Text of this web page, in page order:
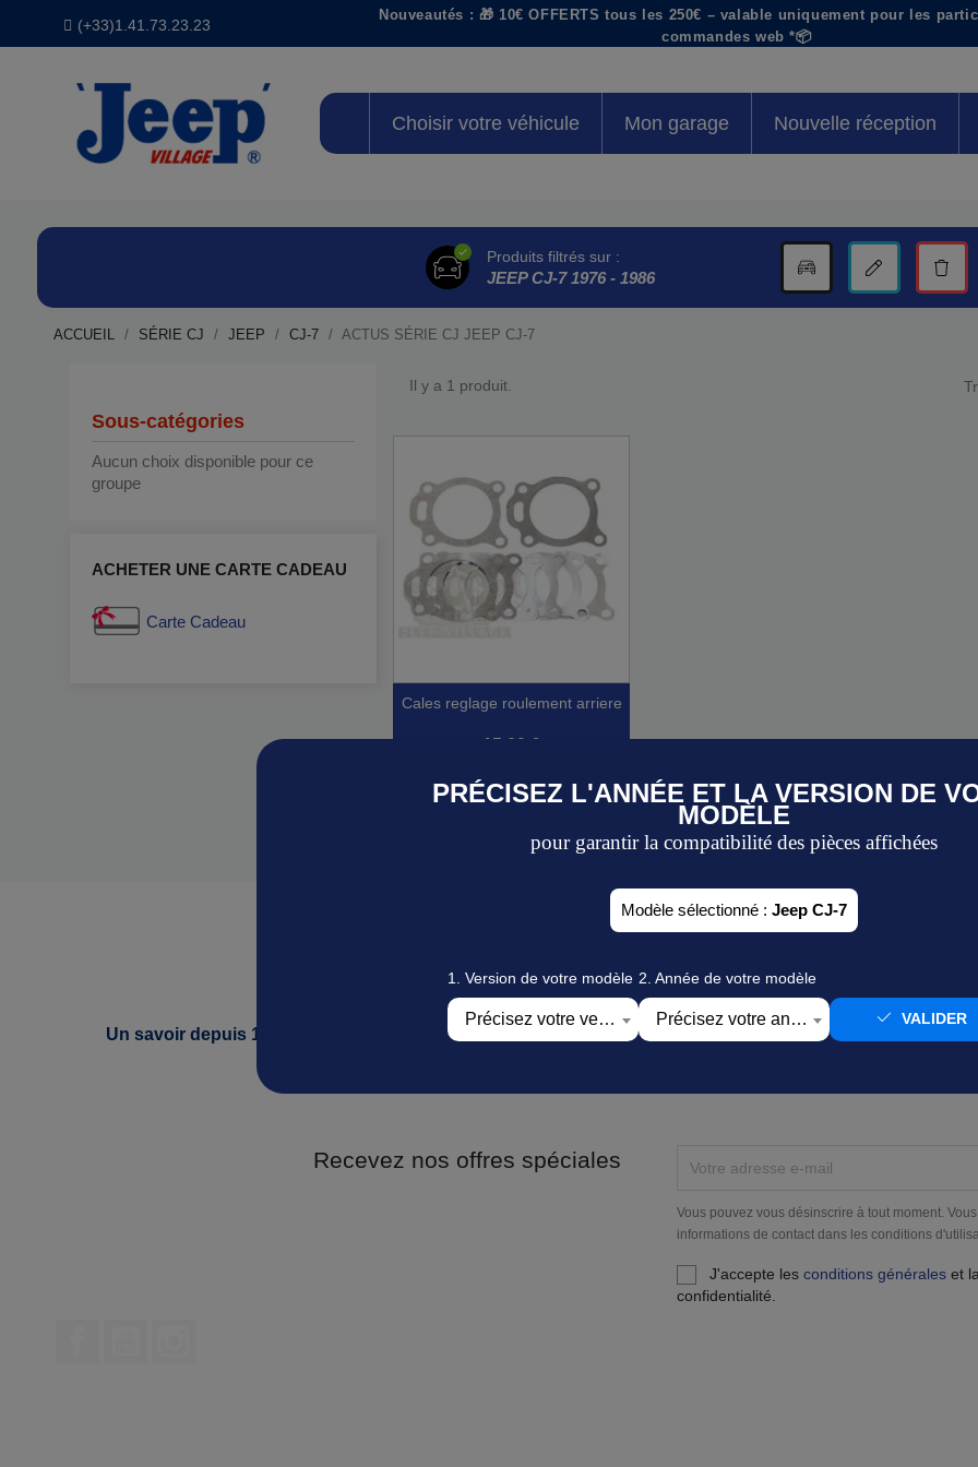
(+33)1.41.73.23.23
Nouveautés : 🎁 10€ OFFERTS tous les 250€ – valable uniquement pour les
commandes web *📦
Choisir votre véhicule Mon garage Nouvelle réception
Produits filtrés sur :
JEEP CJ-7 1976 - 1986 Voir la fiche technique
Modifier mon
ACCUEIL SÉRIE CJ JEEP CJ-7 ACTUS SÉRIE CJ JEEP CJ-7
Sous-catégories
Aucun choix disponible pour ce
groupe
ACHETER UNE CARTE CADEAU
Carte Cadeau
Il y a 1 produit.
cales reglage roulement arriere
15,00 €
Affichage 1-1 de 1 article(s)
Un savoir depuis 1947 Paiements sécurisés
Recevez nos offres spéciales
Vous pouvez vous désinscrire à tout moment.
informations de contact dans les conditions
J'accepte lesconditions générales et
confidentialité.
Ajoutez votre véhicule
PRÉCISEZ L'ANNÉE ET LA VERSION DE
MODÈLE
pour garantir la compatibilité des pièces affichées
Modèle sélectionné : Jeep CJ-7
1. Version de votre modèle
Précisez votre version
2. Année de votre modèle
Précisez votre année VALIDER